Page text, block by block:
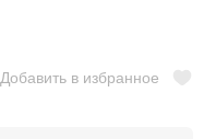
Добавить в избранное